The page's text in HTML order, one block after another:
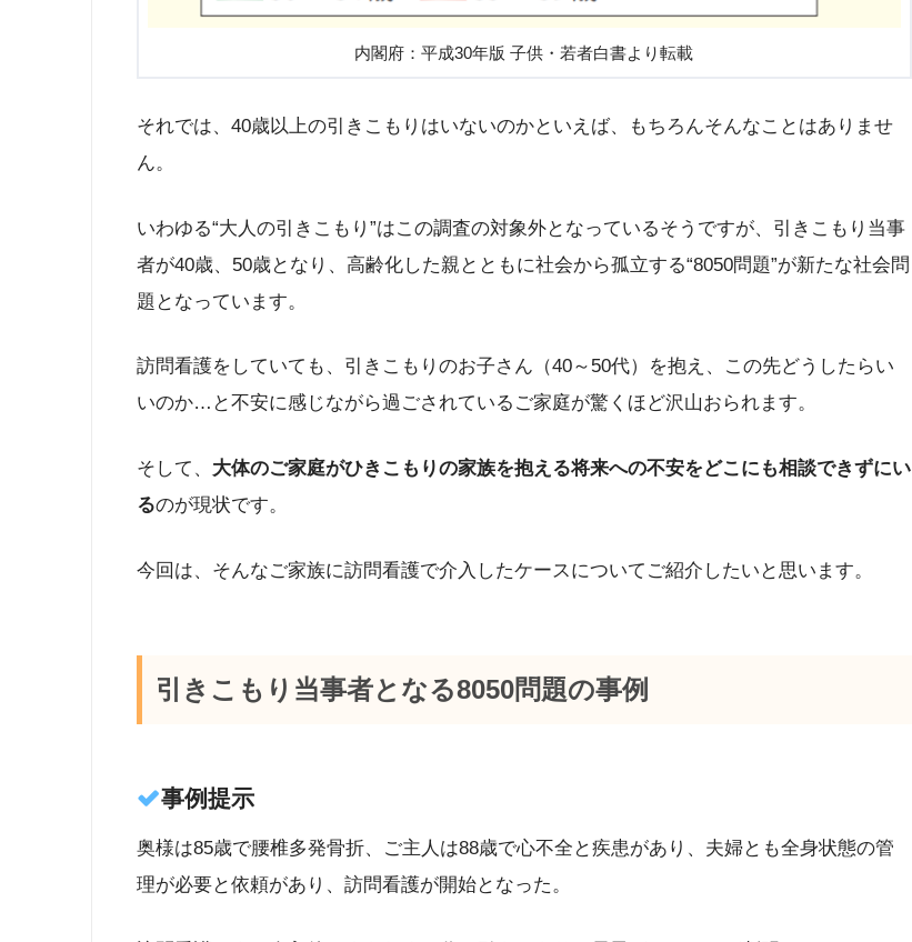
内閣府：平成30年版 子供・若者白書より転載
それでは、40歳以上の引きこもりはいないのかといえば、もちろんそんなことはありませ
ん。
いわゆる“大人の引きこもり”はこの調査の対象外となっているそうですが、引きこもり当事
者が40歳、50歳となり、高齢化した親とともに社会から孤立する“8050問題”が新たな社会問
題となっています。
訪問看護をしていても、引きこもりのお子さん（40～50代）を抱え、この先どうしたらい
いのか…と不安に感じながら過ごされているご家庭が驚くほど沢山おられます。
そして、 大体のご家庭がひきこもりの家族を抱える将来への不安をどこにも相談できずにい
るのが現状です。
今回は、そんなご家族に訪問看護で介入したケースについてご紹介したいと思います。
引きこもり当事者となる8050問題の事例
事例提示
奥様は85歳で腰椎多発骨折、ご主人は88歳で心不全と疾患があり、夫婦とも全身状態の管
理が必要と依頼があり、訪問看護が開始となった。